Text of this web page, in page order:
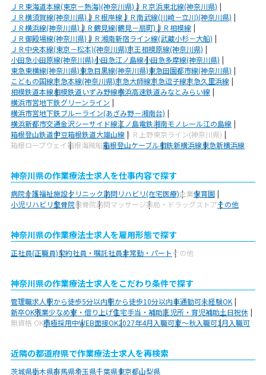
ＪＲ東海道本線(東京－熱海)(神奈川県)ＪＲ京浜東北線(神奈川県)
ＪＲ横須賀線(神奈川県)ＪＲ根岸線ＪＲ南武線(川崎－立川)(神奈川県)
ＪＲ横浜線(神奈川県)ＪＲ鶴見線(鶴見－扇町)ＪＲ相模線
ＪＲ御殿場線(神奈川県)ＪＲ湘南新宿ライン線(武蔵小杉－大船)
ＪＲ中央本線(東京－松本)(神奈川県)京王相模原線(神奈川県)
小田急小田原線(神奈川県)小田急江ノ島線小田急多摩線(神奈川県)
東急東横線(神奈川県)東急目黒線(神奈川県)東急田園都市線(神奈川県)
こどもの国線京急本線(神奈川県)京急大師線京急逗子線京急久里浜線
相模鉄道本線相模鉄道いずみ野線横浜高速鉄道みなとみらい線
横浜市営地下鉄グリーンライン
横浜市営地下鉄ブルーライン(あざみ野－湘南台)
横浜新都市交通金沢シーサイド線江ノ島電鉄湘南モノレール江の島線
箱根登山鉄道伊豆箱根鉄道大雄山線 ＪＲ上野東京ライン(神奈川県)
箱根ロープウェイ箱根海賊船箱根登山ケーブル相鉄新横浜線東急新横浜線
神奈川県の作業療法士求人を仕事内容で探す
病院介護福祉施設クリニック訪問リハビリ(在宅医療)企業保育園
小児リハビリ整骨院接骨院訪問マッサージ薬局・ドラッグストアその他
神奈川県の作業療法士求人を雇用形態で探す
正社員(正職員)契約社員・嘱託社員非常勤・パートその他
神奈川県の作業療法士求人をこだわり条件で探す
管理職求人駅から徒歩5分以内駅から徒歩10分以内車通勤可未経験OK
新卒OK残業少なめ寮・借り上げ住宅手当・補助託児所・育児補助土日祝休
無資格 OK積極採用中WEB面接OK2027年4月入職可夏～秋入職可1月入職可
近隣の都道府県で作業療法士求人を再検索
茨城県栃木県群馬県埼玉県千葉県東京都山梨県